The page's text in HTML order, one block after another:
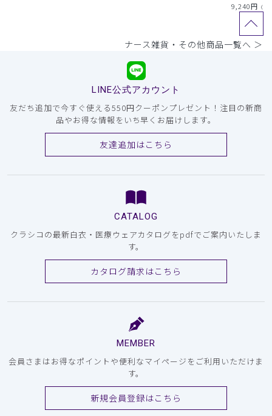
9,240円 （税
ナース雑貨・その他商品一覧へ ＞
LINE公式アカウント
友だち追加で今すぐ使える550円クーポンプレゼント！注目の新商
品やお得な情報をいち早くお届けします。
友達追加はこちら
CATALOG
クラシコの最新白衣・医療ウェアカタログをpdfでご案内いたしま
す。
カタログ請求はこちら
MEMBER
会員さまはお得なポイントや便利なマイページをご利用いただけま
す。
新規会員登録はこちら